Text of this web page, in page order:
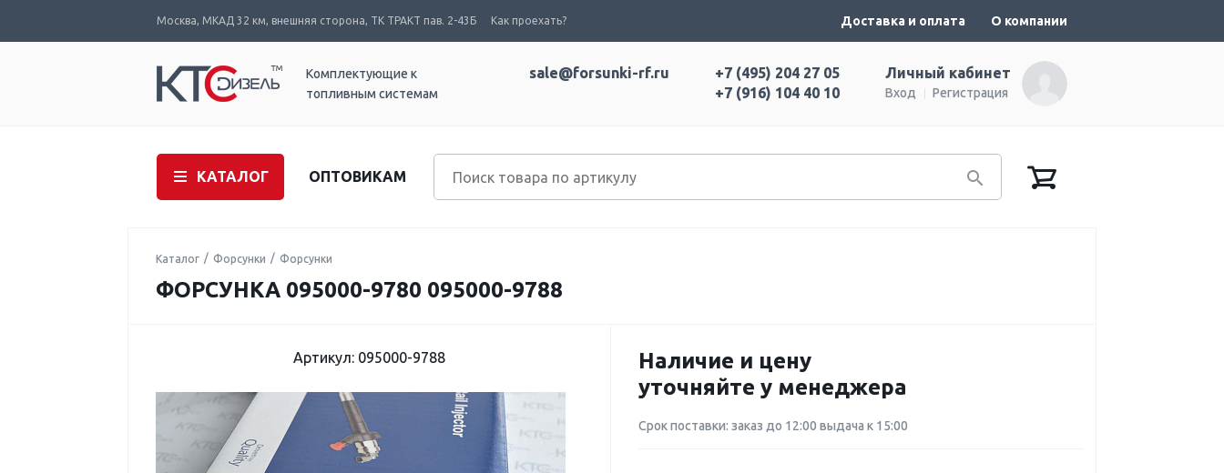
Москва, МКАД 32 км, внешняя сторона, ТК ТРАКТ пав. 2-43Б Как проехать? Доставка и оплата О компании
Комплектующие к
топливным системам
Личный кабинет
Вход Регистрация
+7 (495) 204 27 05
+7 (916) 104 40 10
sale@forsunki-rf.ru
КАТАЛОГ ОПТОВИКАМ
Каталог Форсунки Форсунки
ФОРСУНКА 095000-9780 095000-9788
Артикул: 095000-9788
Наличие и цену
уточняйте у менеджера
Срок поставки: заказ до 12:00 выдача к 15:00